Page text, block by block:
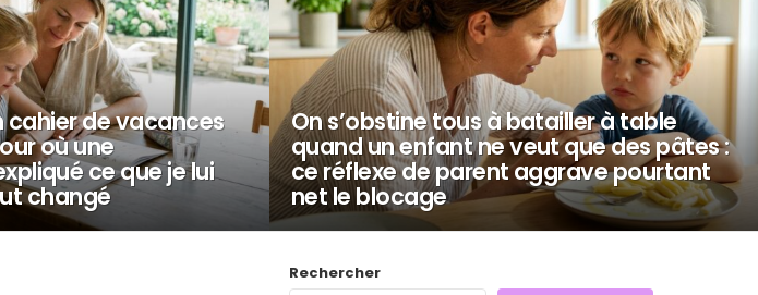
cahier de vacances
où une
ce que je lui
changé
On s’obstine tous à batailler à table
quand un enfant ne veut que des pâtes :
ce réflexe de parent aggrave pourtant
net le blocage
Rechercher